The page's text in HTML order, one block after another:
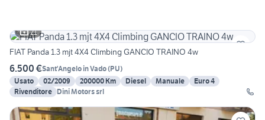
21
FIAT Panda 1.3 mjt 4X4 Climbing GANCIO TRAINO 4w
6.500 €Sant'Angelo in Vado(PU)
Usato
02/2009 200000 Km Diesel Manuale
Euro 4
Rivenditore Dini Motors srl